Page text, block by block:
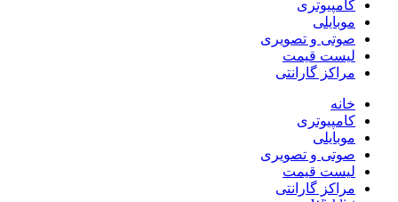
کامپیوتری
موبایلی
صوتی و تصویری
لیست قیمت
مراکز گارانتی
خانه
کامپیوتری
موبایلی
صوتی و تصویری
لیست قیمت
مراکز گارانتی